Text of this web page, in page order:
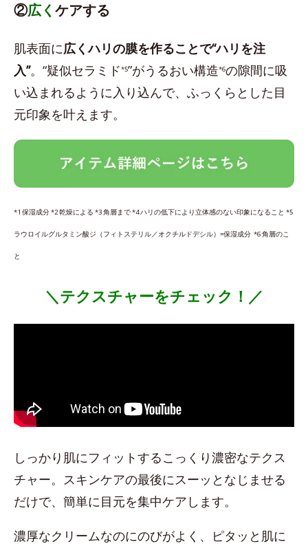
②広く ケアする
肌表面に広くハリの膜を作ることで“ハリを注
入”。“疑似セラミド*5”がうるおい構造*6の隙間に吸
い込まれるように入り込んで、ふっくらとした目
元印象を叶えます。
*1 保湿成分 *2 乾燥による *3 角層まで *4 ハリの低下により立体感のない印象になること *5
ラウロイルグルタミン酸ジ（フィトステリル／オクチルドデシル）=保湿成分 *6 角層のこ
と
＼テクスチャーをチェック！／
しっかり肌にフィットするこっくり濃密なテクス
チャー。スキンケアの最後にスーッとなじませる
だけで、簡単に目元を集中ケアします。
濃厚なクリームなのにのびがよく、ピタッと肌に